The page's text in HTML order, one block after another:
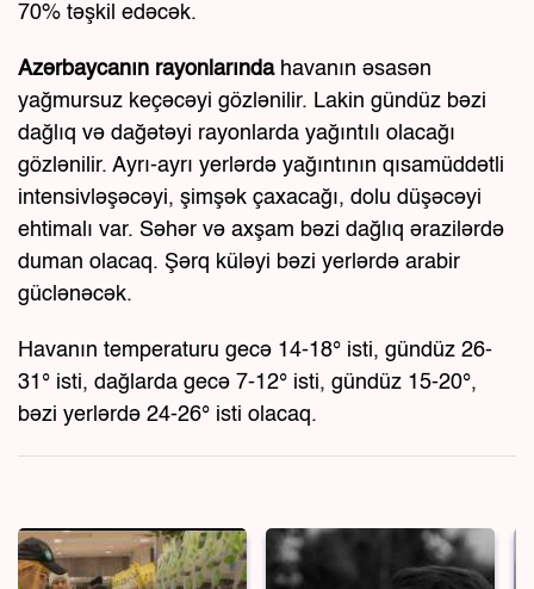
70% təşkil edəcək.
Azərbaycanın rayonlarındahavanın əsasən
yağmursuz keçəcəyi gözlənilir. Lakin gündüz bəzi
dağlıq və dağətəyi rayonlarda yağıntılı olacağı
gözlənilir. Ayrı-ayrı yerlərdə yağıntının qısamüddətli
intensivləşəcəyi, şimşək çaxacağı, dolu düşəcəyi
ehtimalı var. Səhər və axşam bəzi dağlıq ərazilərdə
duman olacaq. Şərq küləyi bəzi yerlərdə arabir
güclənəcək.
Havanın temperaturu gecə 14-18° isti, gündüz 26-
31° isti, dağlarda gecə 7-12° isti, gündüz 15-20°,
bəzi yerlərdə 24-26° isti olacaq.